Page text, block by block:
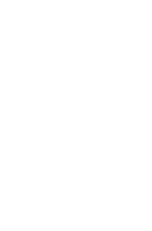
d'une purée de
de brebis